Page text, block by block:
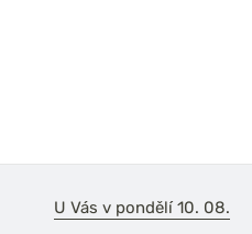
U Vás v pondělí 10. 08.